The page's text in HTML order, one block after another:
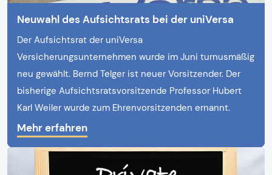
Neuwahl des Aufsichtsrats bei der uniVersa
Der Aufsichtsrat der uniVersa
Versicherungsunternehmen wurde im Juni turnusmäßig
neu gewählt. Bernd Telger ist neuer Vorsitzender. Der
bisherige Aufsichtsratsvorsitzende Professor Hubert
Karl Weiler wurde zum Ehrenvorsitzenden ernannt.
Mehr erfahren